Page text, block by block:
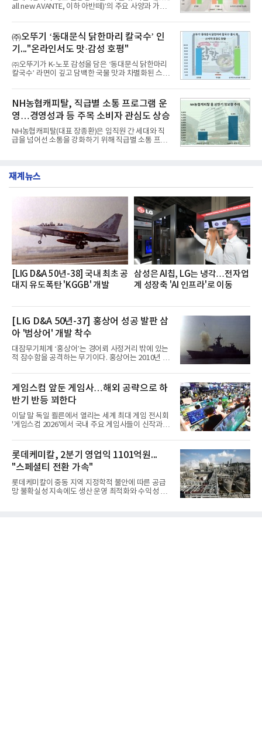
난 7월(88,893,823건) 대비 2.48% 증가한 수치다.연
수력원자력, 한국석
all new AVANTE, 이하 아반떼)’의 주요 사양과 가격
떼는 6년 만에 선보이는 8세대 완전변경 모델로, ▲정
교한 선과 면을 중심으로 완성한 파격적인 디자인 ▲
과거 중형 세단 수준으로 확대된 차체 제원 ▲글로벌
최고 수준의 안전성 ▲성능과 효율을 동시에 높인 주
행 완성도 ▲첨단 편의 및 디지털 사양 적용 등을 통해
글로벌 준중형 세단의 새로운 기준을 세웠다.아반떼
는 가솔린 2.0과 1.6 하이브리드 두 가지 파워트레인
넘
㈜오뚜기 ‘동대문식 닭한마리 칼국수’ 인
기..."온라인서도 맛·감성 호평"
㈜오뚜기가 K-노포 감성을 담은 ‘동대문식 닭한마리
칼국수’ 라면이 깊고 담백한 국물 맛과 차별화된 스토
혔다.‘동대문식 닭한마리 칼국수’는 예상을 뛰어넘는
소비자 호응에 힘입어 지난 7월 13일 첫 선을 보인 지
단 18일 만에 누적 판매량 50만 개를 돌파하는 성과를
거두었다.이번 신제품은 개발진이 전국의 닭한마리
전문점을 직접 찾아 다니며 최적의 육수 비율을 완성
했다. 자극적이지 않으면서도 깊은 닭육수에 마늘의
개운한 풍미를 더했으며, 국물이 잘 배어들면서도 쫄
서도
NH농협캐피탈, 직급별 소통 프로그램 운
영…경영성과 등 주목 소비자 관심도 상승
NH농협캐피탈(대표 장종환)은 임직원 간 세대와 직
급을 넘어선 소통을 강화하기 위해 직급별 소통 프로
영지원부 홍보팀과 2026년 새로이(e)＊가 공동 주관
쳐 진행됐다.참고로 새로이(e)는 NH농협캐피탈 MZ
세대들로(과장~계장) 구성된 자율 참여조직으로, 조
직문화 혁신과 업무 효율성 향상을 위한 다양한 활동
을 추진하며,새로운 변화와 이로운 영향력을 조직전
반에 전파하는 역할
재계뉴스
[LIG D&A 50년-38] 국내 최초 공
대지 유도폭탄 'KGGB' 개발
삼성은 AI칩, LG는 냉각…전자업
계 성장축 'AI 인프라'로 이동
[LIG D&A 50년-37] 홍상어 성공 발판 삼
아 '범상어' 개발 착수
대잠무기체계 ‘홍상어’는 경어뢰 사정거리 밖에 있는
적 잠수함을 공격하는 무기이다. 홍상어는 2010년 넥
이뤄졌다. 이후 2012년 한국형 구축함(KDX-1) 이상
의 함정에 실전 배치됐다.그해 7월 해군은 동해상에서
성능 검증을 위해 홍상어 시험발사를 실시했다. 이때
홍상어가 목표 지점에서 입수한 후 표적을 타격하지
못하고 물속에서 멈춰버리는 예상 밖의 일이 벌어졌
다. 2차 품질확인 사격 시험에서도 만족스러운 결과를
얻지 못했다. 완벽한 신뢰성 확보를 위해 LIG넥스원은
분야를
게임스컴 앞둔 게임사…해외 공략으로 하
반기 반등 꾀한다
이달 말 독일 쾰른에서 열리는 세계 최대 게임 전시회
'게임스컴 2026'에서 국내 주요 게임사들이 신작과 글
체별로 엇갈린 가운데 하반기 신작 흥행과 해외 시장
성과가 실적을 좌우할 핵심 변수로 떠오르고 있다.8일
업계에 따르면 올해 상반기 게임업계는 기업별 성적
표가 크게 갈렸다. 대표적으로 크래프톤은 'PUBG: 배
틀그라운드'의 안정적인 성장에 힘입어 상반기 연결
기준 매출 2조6616억원, 영업이익 9725억원으로 역
대 최대 실적을 기록했다. 엔씨도 올해 출시한 '아이온
롯데케미칼, 2분기 영업익 1101억원...
"스페셜티 전환 가속"
롯데케미칼이 중동 지역 지정학적 불안에 따른 공급
망 불확실성 지속에도 생산 운영 최적화와 수익성 중